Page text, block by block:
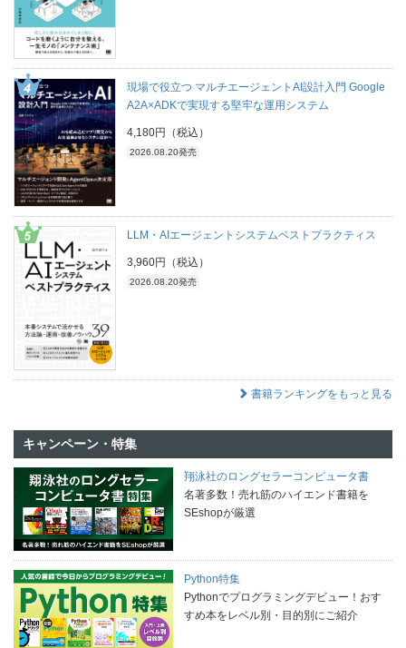
現場で役立つ マルチエージェントAI設計入門 Google
A2A×ADKで実現する堅牢な運用システム
4,180円（税込）
2026.08.20発売
LLM・AIエージェントシステムベストプラクティス
3,960円（税込）
2026.08.20発売
書籍ランキングをもっと見る
キャンペーン・特集
翔泳社のロングセラーコンピュータ書
名著多数！売れ筋のハイエンド書籍を
SEshopが厳選
Python特集
Pythonでプログラミングデビュー！おす
すめ本をレベル別・目的別にご紹介